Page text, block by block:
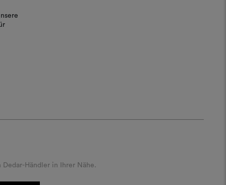
Händler in Ihrer Nähe.